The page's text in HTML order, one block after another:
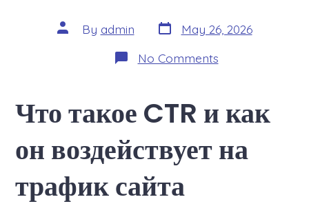
Post
author
By admin Post
date
May 26, 2026
No Commentson
Что
как
он
на
трафик
Что такое CTR и как
он воздействует на
трафик сайта